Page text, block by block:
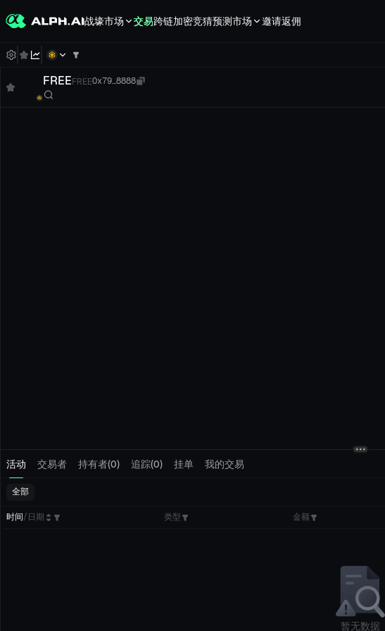
战壕市场 交易跨链加密竞猜预测市场 邀请返佣
FREEFREE0x79...8888
活动 交易者 持有者(0) 追踪(0) 挂单 我的交易
全部
时间/日期 类型 金额
暂无数据